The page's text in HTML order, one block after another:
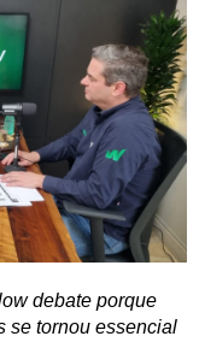
debate porque
se tornou essencial